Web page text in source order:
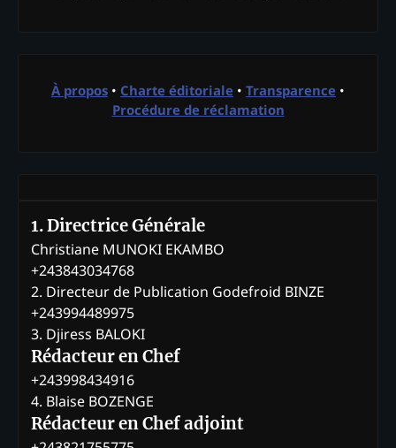
À propos • Charte éditoriale • Transparence •
Procédure de réclamation
1. Directrice Générale
Christiane MUNOKI EKAMBO
+243843034768
2. Directeur de Publication Godefroid BINZE
+243994489975
3. Djiress BALOKI
Rédacteur en Chef
+243998434916
4. Blaise BOZENGE
Rédacteur en Chef adjoint